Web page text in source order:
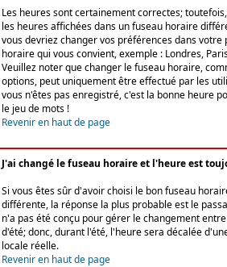
Les heures sont certainement correctes;
les heures affichées dans un fuseau horaire
vous devriez changer vos préférences dans
horaire qui vous convient, exemple : Londres,
Veuillez noter que changer le fuseau horaire,
options, peut uniquement être effectué par les
vous n'êtes pas enregistré, c'est la bonne heure
le jeu de mots !
Revenir en haut de page
J'ai changé le fuseau horaire et l'heure est
Si vous êtes sûr d'avoir choisi le bon fuseau
différente, la réponse la plus probable est le
n'a pas été conçu pour gérer le changement
d'été; donc, durant l'été, l'heure sera décalée
locale réelle.
Revenir en haut de page